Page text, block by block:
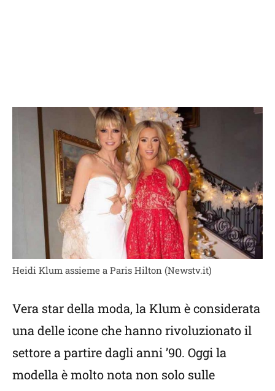
Heidi Klum assieme a Paris Hilton (Newstv.it)
Vera star della moda, la Klum è considerata
una delle icone che hanno rivoluzionato il
settore a partire dagli anni ’90. Oggi la
modella è molto nota non solo sulle